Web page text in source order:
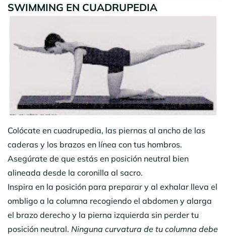
SWIMMING EN CUADRUPEDIA
Colócate en cuadrupedia, las piernas al ancho de las
caderas y los brazos en línea con tus hombros.
Asegúrate de que estás en posición neutral bien
alineada desde la coronilla al sacro.
Inspira en la posición para preparar y al exhalar lleva el
ombligo a la columna recogiendo el abdomen y alarga
el brazo derecho y la pierna izquierda sin perder tu
posición neutral. Ninguna curvatura de tu columna debe